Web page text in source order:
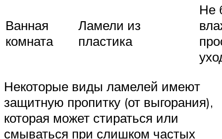
Ванная
комната
Ламели из
пластика
Не
Некоторые виды ламелей имеют
защитную пропитку (от выгорания),
которая может стираться или
смываться при слишком частых